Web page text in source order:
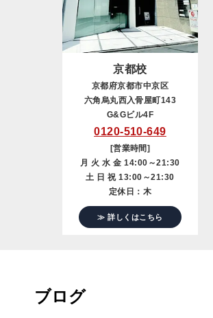
京都校
京都府京都市中京区
六角烏丸西入骨屋町143
G&Gビル4F
0120-510-649
[営業時間]
月 火 水 金 14:00～21:30
土 日 祝 13:00～21:30
定休日：木
≫ 詳しくはこちら
ブログ